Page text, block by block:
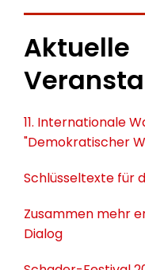
Aktuelle
11. Internationale
"Demokratischer
Schlüsseltexte für
Zusammen mehr
Dialog